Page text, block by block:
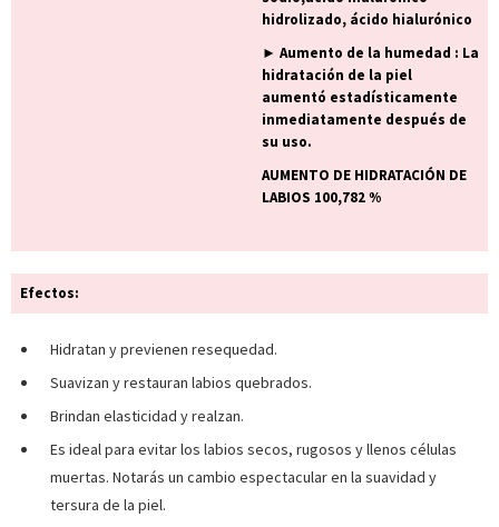
hidrolizado, ácido hialurónico
► Aumento de la humedad : La
hidratación de la piel
aumentó estadísticamente
inmediatamente después de
su uso.
AUMENTO DE HIDRATACIÓN DE
LABIOS 100,782 %
Efectos:
Hidratan y previenen resequedad.
Suavizan y restauran labios quebrados.
Brindan elasticidad y realzan.
Es ideal para evitar los labios secos, rugosos y llenos células
muertas. Notarás un cambio espectacular en la suavidad y
tersura de la piel.